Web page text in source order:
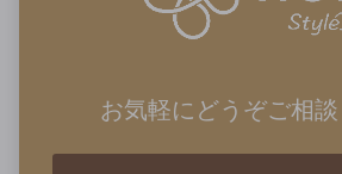
お気軽にどうぞご相